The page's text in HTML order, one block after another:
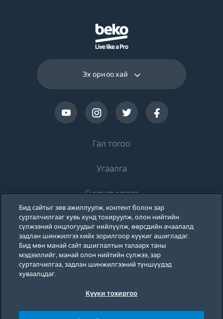
Эх орноо хай
Гал тогоо
Хөлдөөгч
Хөргөгч хөлдөөгч
Тавилганд суурилуулдаг хөргөгч
Тавилганд суурилуулдаг хосолмол хөргөгч хөлдөөгч
Хоол хийх зориулалттай
Угаалга
Угаалгын машин
Тавилганд суурилуулдаг угаалгын машин
Угаалгын машин, хатаагчтай
Суурилуулдаг
Хөргөлт
Тавилганд суурилуулдаг хөргөгч
Тавилганд суурилуулдаг хөлдөөгч
Beko-ийн тухай
Бидний тухай
Дэмжлэг
Блог
Бид сайтыг зөв ажиллуулж, контент болон зар
сурталчилгааг хувь хүнд тохируулж, олон нийтийн
сүлжээний онцлогуудыг нийлүүлж, өөрсдийн ачаалалд
задлан шинжилгээ хийх зорилгоор күүкиг ашигладаг.
Бид мөн манай сайт ашиглалтын талаарх таны
мэдээллийг, манай олон нийтийн сүлжээ, зар
сурталчилгаа, задлан шинжилгээний түншүүдэд
хуваалцдаг.
Күүки тохиргоо